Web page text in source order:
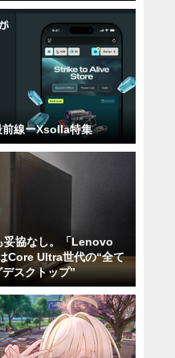
前線ーXsolla特集
妥協なし。「Lenovo
Core Ultra世代の“全て
スクトップ”